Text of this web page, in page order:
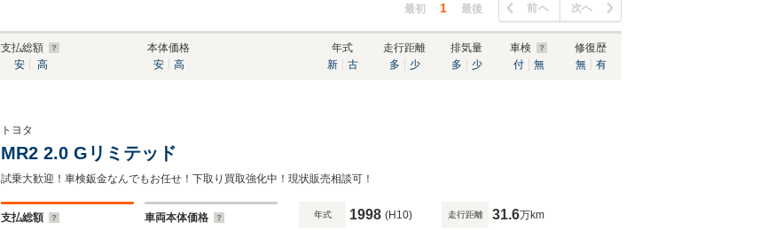
最初 1 最後 前へ 次へ
支払総額
安
高
本体価格
安
高
年式
新
古
走行距離
多
少
排気量
多
少
車検
付
無
修復歴
無
有
トヨタ
MR2 2.0 Gリミテッド
試乗大歓迎！車検鈑金なんでもお任せ！下取り買取強化中！現状販売相談可！
支払総額 車両本体価格 年式 1998 (H10) 走行距離 31.6万km